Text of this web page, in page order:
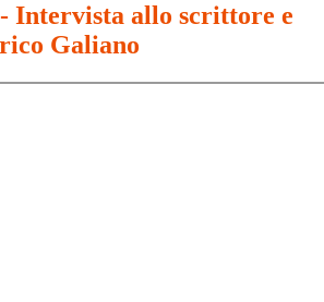
Intervista allo scrittore e
Galiano